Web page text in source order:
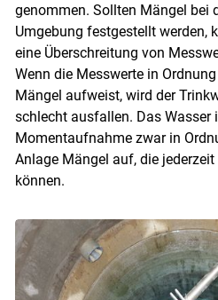
genommen. Sollten Mängel bei
Umgebung festgestellt werden,
eine Überschreitung von
Wenn die Messwerte in
Mängel aufweist, wird der
schlecht ausfallen. Das Wasser
Momentaufnahme zwar in
Anlage Mängel auf, die
können.